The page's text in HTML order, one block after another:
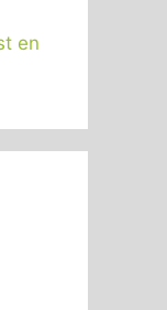
en